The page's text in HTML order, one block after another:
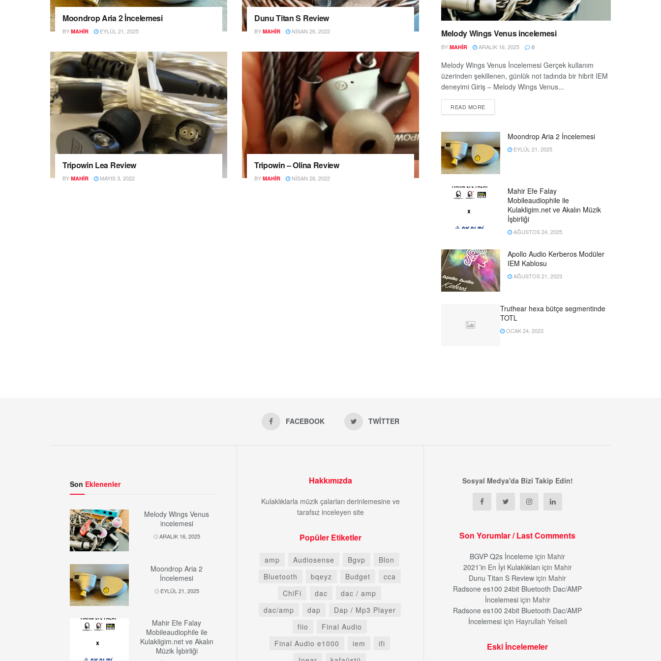
Moondrop Aria 2 İncelemesi
BY MAHIR EYLÜL 21, 2025
Dunu Titan S Review
BY MAHIR NISAN 26, 2022
Tripowin Lea Review
BY MAHIR MAYIS 3, 2022
Tripowin – Olina Review
BY MAHIR NISAN 26, 2022
Melody Wings Venus incelemesi
BY MAHIR ARALIK 16, 2025 0
Melody Wings Venus İncelemesi Gerçek kullanım
üzerinden şekillenen, günlük not tadında bir hibrit IEM
deneyimi Giriş – Melody Wings Venus...
READ MORE
Moondrop Aria 2 İncelemesi
EYLÜL 21, 2025
Mahir Efe Falay
Mobileaudiophile ile
Kulakligim.net ve Akalın Müzik
İşbirliği
AĞUSTOS 24, 2025
Apollo Audio Kerberos Modüler
IEM Kablosu
AĞUSTOS 21, 2023
Truthear hexa bütçe segmentinde
TOTL
OCAK 24, 2023
FACEBOOK TWITTER
Son Eklenenler
Melody Wings Venus
incelemesi
ARALIK 16, 2025
Moondrop Aria 2
İncelemesi
EYLÜL 21, 2025
Mahir Efe Falay
Mobileaudiophile ile
Kulakligim.net ve Akalın
Müzik İşbirliği
Hakkımızda
Kulaklıklarla müzik çalarları derinlemesine ve
tarafsız inceleyen site
Popüler Etiketler
amp Audiosense Bgvp
Blon
Bluetooth
bqeyz Budget
cca
ChiFi
dac
dac / amp
dac/amp
dap
Dap / Mp3 Player
fiio
Final Audio
Final Audio e1000
iem
ifi
Sosyal Medya'da Bizi Takip Edin!
Son Yorumlar / Last Comments
BGVP Q2s İnceleme için Mahir
2021’in En İyi Kulaklıkları için Mahir
Dunu Titan S Review için Mahir
Radsone es100 24bit Bluetooth Dac/AMP
İncelemesiiçin Mahir
Radsone es100 24bit Bluetooth Dac/AMP
İncelemesiiçin Hayrullah Yelseli
Eski İncelemeler